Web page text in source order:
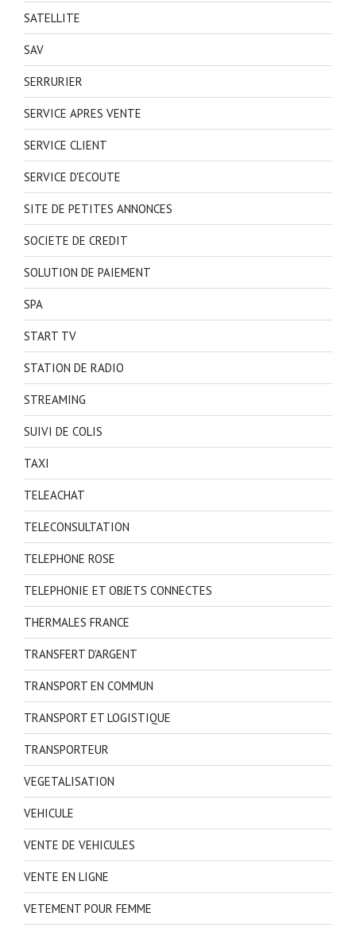
SATELLITE
SAV
SERRURIER
SERVICE APRES VENTE
SERVICE CLIENT
SERVICE D'ECOUTE
SITE DE PETITES ANNONCES
SOCIETE DE CREDIT
SOLUTION DE PAIEMENT
SPA
START TV
STATION DE RADIO
STREAMING
SUIVI DE COLIS
TAXI
TELEACHAT
TELECONSULTATION
TELEPHONE ROSE
TELEPHONIE ET OBJETS CONNECTES
THERMALES FRANCE
TRANSFERT D'ARGENT
TRANSPORT EN COMMUN
TRANSPORT ET LOGISTIQUE
TRANSPORTEUR
VEGETALISATION
VEHICULE
VENTE DE VEHICULES
VENTE EN LIGNE
VETEMENT POUR FEMME